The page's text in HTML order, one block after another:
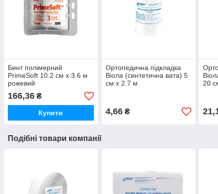
Бинт полімерний
PrimeSoft 10.2 см х 3.6 м
рожевий
166,36 ₴
Купити
Ортопедична підкладка
Віола (синтетична вата) 5
см х 2.7 м
4,66₴
20
Подібні товари компанії